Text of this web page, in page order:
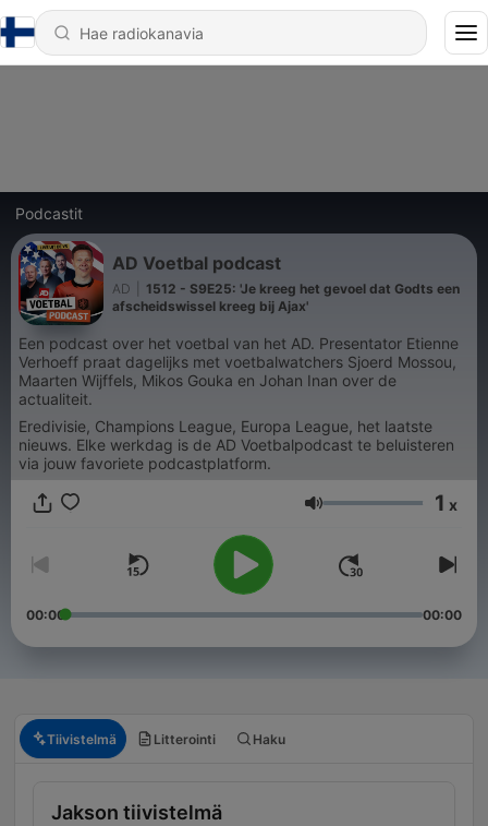
Podcastit
AD Voetbal podcast
AD
1512 - S9E25: 'Je kreeg het gevoel dat Godts een
afscheidswissel kreeg bij Ajax'
Een podcast over het voetbal van het AD. Presentator Etienne
Verhoeff praat dagelijks met voetbalwatchers Sjoerd Mossou,
Maarten Wijffels, Mikos Gouka en Johan Inan over de
actualiteit.
Eredivisie, Champions League, Europa League, het laatste
nieuws. Elke werkdag is de AD Voetbalpodcast te beluisteren
via jouw favoriete podcastplatform.
Äänenvoimakkuus
1 x
00:00 00:00
Tiivistelmä Litterointi Haku
Jakson tiivistelmä